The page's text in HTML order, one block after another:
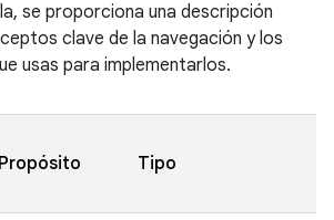
se proporciona una descripción
clave de la navegación y los
usas para implementarlos.
Propósito Tipo